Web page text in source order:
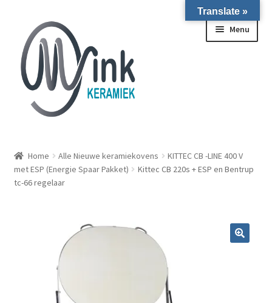
Ga door naar navigatie
Ga naar de inhoud
Menu
WIERINGERWERF
Homepagina
Mijn account
Home Alle Nieuwe keramiekovens
KITTEC CB -LINE 400 V
met ESP (Energie Spaar Pakket)
Kittec CB 220s + ESP en Bentrup
tc-66 regelaar
Translate »